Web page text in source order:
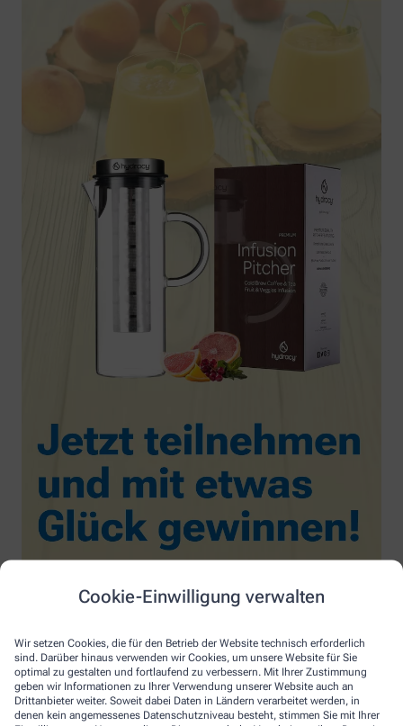
Cookie-Einwilligung verwalten
Wir setzen Cookies, die für den Betrieb der Website technisch erforderlich
sind. Darüber hinaus verwenden wir Cookies, um unsere Website für Sie
optimal zu gestalten und fortlaufend zu verbessern. Mit Ihrer Zustimmung
geben wir Informationen zu Ihrer Verwendung unserer Website auch an
Drittanbieter weiter. Soweit dabei Daten in Ländern verarbeitet werden, in
denen kein angemessenes Datenschutzniveau besteht, stimmen Sie mit Ihrer